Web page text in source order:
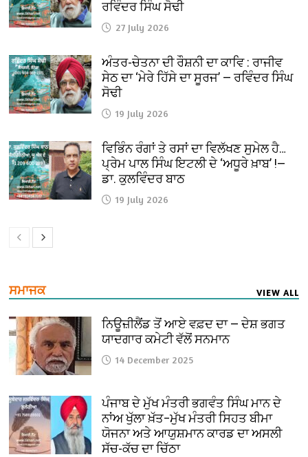
ਰਵਿੰਦਰ ਸਿੰਘ ਸੋਢੀ
27 July 2026
ਅੰਤਰ-ਚੇਤਨਾ ਦੀ ਰੌਸ਼ਨੀ ਦਾ ਕਾਵਿ : ਰਾਜੀਵ
ਸੇਠ ਦਾ ‘ਮੇਰੇ ਹਿੱਸੇ ਦਾ ਸੂਰਜ’ — ਰਵਿੰਦਰ ਸਿੰਘ
ਸੋਢੀ
19 July 2026
ਵਿਭਿੰਨ ਰੰਗਾਂ ਤੇ ਰਸਾਂ ਦਾ ਵਿਲੱਖਣ ਸੁਮੇਲ ਹੈ…
ਪ੍ਰੇਮ ਪਾਲ ਸਿੰਘ ਇਟਲੀ ਦੇ ‘ਅਧੂਰੇ ਖ਼ਾਬ’ !—
ਡਾ. ਕੁਲਵਿੰਦਰ ਬਾਠ
19 July 2026
ਸਮਾਜਕ VIEW ALL
ਨਿਊਜ਼ੀਲੈਂਡ ਤੋਂ ਆਏ ਵਫ਼ਦ ਦਾ — ਦੇਸ਼ ਭਗਤ
ਯਾਦਗਾਰ ਕਮੇਟੀ ਵੱਲੋਂ ਸਨਮਾਨ
14 December 2025
ਪੰਜਾਬ ਦੇ ਮੁੱਖ ਮੰਤਰੀ ਭਗਵੰਤ ਸਿੰਘ ਮਾਨ ਦੇ
ਨਾਂਅ ਖੁੱਲਾ ਖ਼ੱਤ–ਮੁੱਖ ਮੰਤਰੀ ਸਿਹਤ ਬੀਮਾ
ਯੋਜਨਾ ਅਤੇ ਆਯੁਸ਼ਮਾਨ ਕਾਰਡ ਦਾ ਅਸਲੀ
ਸੱਚ-ਕੱਚ ਦਾ ਚਿੱਠਾ